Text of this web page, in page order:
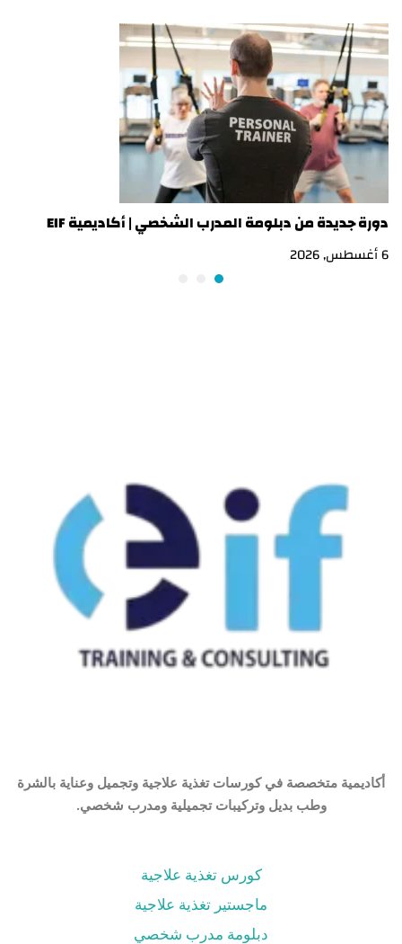
دورة جديدة من دبلومة المدرب الشخصي | أكاديمية EIF
6 أغسطس, 2026
أكاديمية متخصصة في كورسات تغذية علاجية وتجميل وعناية بالشرة
وطب بديل وتركيبات تجميلية ومدرب شخصي.
كورس تغذية علاجية
ماجستير تغذية علاجية
دبلومة مدرب شخصي